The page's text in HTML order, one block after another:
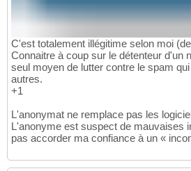
C'est totalement illégitime selon moi
Connaitre à coup sur le détenteur d'un
seul moyen de lutter contre le spam
autres.
+1
L'anonymat ne remplace pas les
L'anonyme est suspect de mauvaises
pas accorder ma confiance à un «